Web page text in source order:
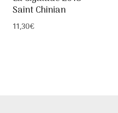
Saint Chinian
11,30€